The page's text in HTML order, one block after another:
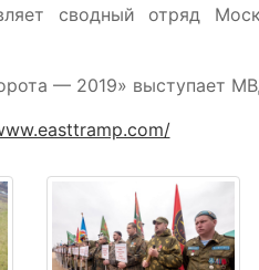
сводный отряд
— 2019» выступает